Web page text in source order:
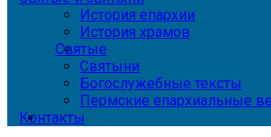
История епархии
История храмов
Святые
Святыни
Богослужебные тексты
Пермские епархиальные
Контакты